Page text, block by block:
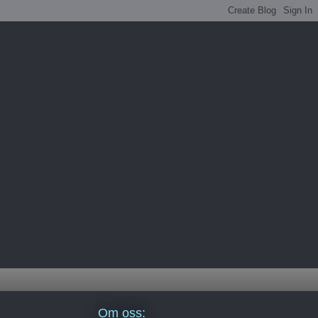
Om oss: